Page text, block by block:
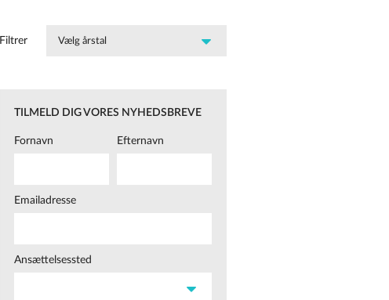
Filtrer
TILMELD DIG VORES NYHEDSBREVE
Fornavn Efternavn
Emailadresse
Ansættelsessted